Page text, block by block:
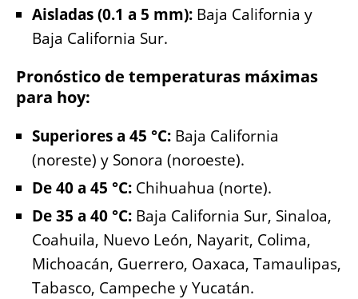
Aisladas (0.1 a 5 mm): Baja California y
Baja California Sur.
Pronóstico de temperaturas máximas
para hoy:
Superiores a 45 °C: Baja California
(noreste) y Sonora (noroeste).
De 40 a 45 °C: Chihuahua (norte).
De 35 a 40 °C: Baja California Sur, Sinaloa,
Coahuila, Nuevo León, Nayarit, Colima,
Michoacán, Guerrero, Oaxaca, Tamaulipas,
Tabasco, Campeche y Yucatán.